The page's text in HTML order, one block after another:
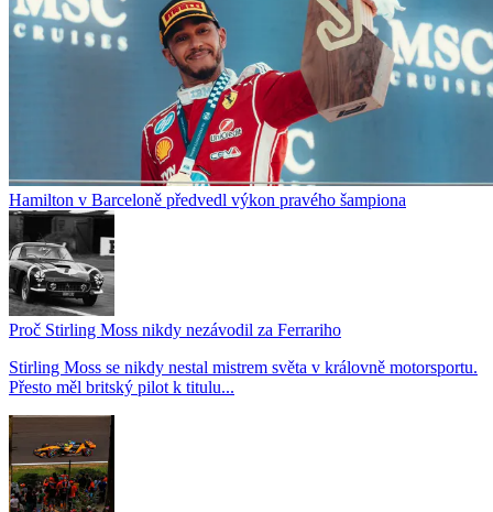
Hamilton v Barceloně předvedl výkon pravého šampiona
Proč Stirling Moss nikdy nezávodil za Ferrariho
Stirling Moss se nikdy nestal mistrem světa v královně motorsportu.
Přesto měl britský pilot k titulu...